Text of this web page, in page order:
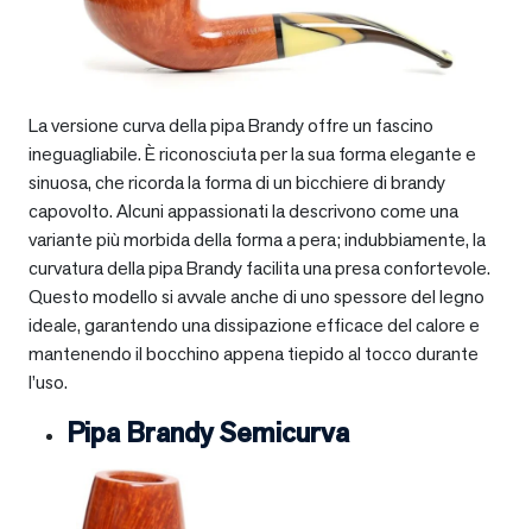
La versione curva della pipa Brandy offre un fascino
ineguagliabile. È riconosciuta per la sua forma elegante e
sinuosa, che ricorda la forma di un bicchiere di brandy
capovolto. Alcuni appassionati la descrivono come una
variante più morbida della forma a pera; indubbiamente, la
curvatura della pipa Brandy facilita una presa confortevole.
Questo modello si avvale anche di uno spessore del legno
ideale, garantendo una dissipazione efficace del calore e
mantenendo il bocchino appena tiepido al tocco durante
l’uso.
Pipa Brandy Semicurva